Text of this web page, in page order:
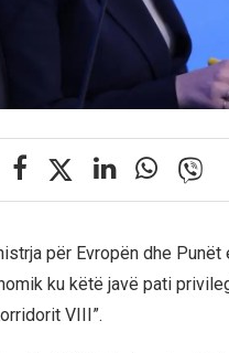
për Evropën dhe
ku këtë javë pati
VIII”.